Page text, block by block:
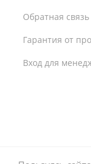
Обратная связь
Гарантия от
Вход для